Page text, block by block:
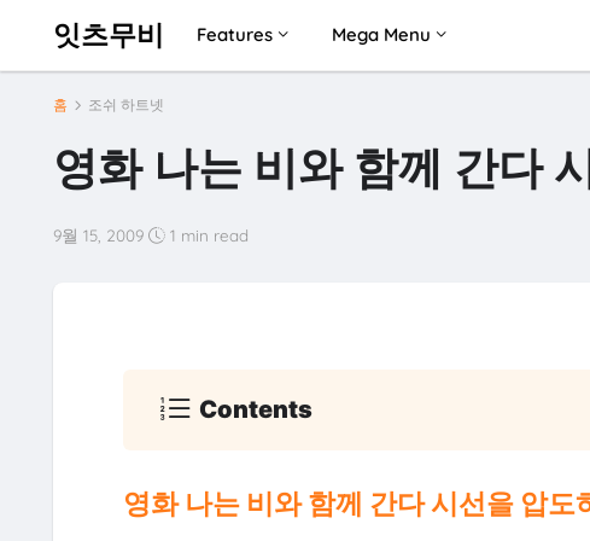
잇츠무비 Features Mega Menu
홈 조쉬 하트넷
영화 나는 비와 함께 간다
9월 15, 2009 1 min read
Contents
영화 나는 비와 함께 간다 시선을 압도